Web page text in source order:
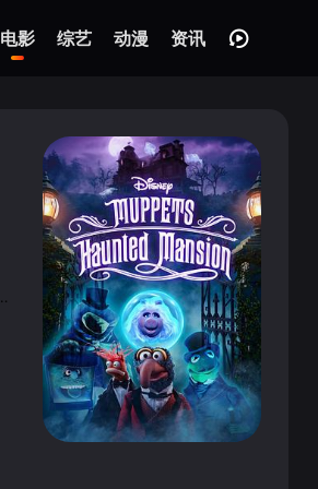
电影 综艺 动漫 资讯
/ 威尔·阿奈特 / 布赖恩·汉森